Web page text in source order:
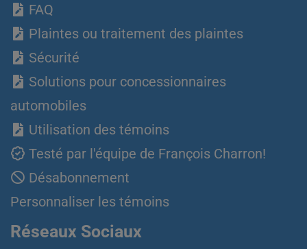
FAQ
Plaintes ou traitement des plaintes
Sécurité
Solutions pour concessionnaires
automobiles
Utilisation des témoins
Testé par l'équipe de François Charron!
Désabonnement
Personnaliser les témoins
Réseaux Sociaux